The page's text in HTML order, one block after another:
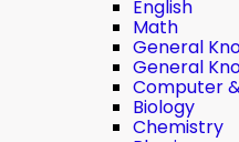
English
Math
General
General
Computer
Biology
Chemistry